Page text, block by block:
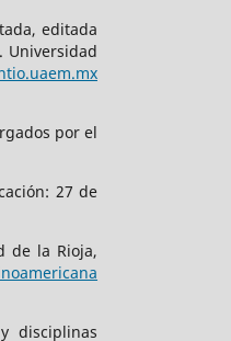
editada
Universidad
por el
27 de
de la Rioja,
disciplinas